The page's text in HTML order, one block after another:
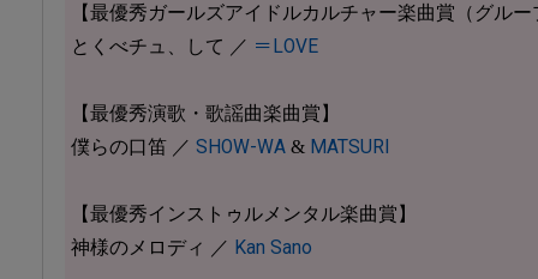
【最優秀ガールズアイドルカルチャー楽曲賞（グル
とくべチュ、して ／ ＝LOVE
【最優秀演歌・歌謡曲楽曲賞】
僕らの口笛 ／ SHOW-WA & MATSURI
【最優秀インストゥルメンタル楽曲賞】
神様のメロディ ／ Kan Sano